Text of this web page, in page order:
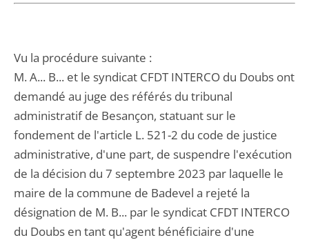
Vu la procédure suivante :
M. A... B... et le syndicat CFDT INTERCO du Doubs ont
demandé au juge des référés du tribunal
administratif de Besançon, statuant sur le
fondement de l'article L. 521-2 du code de justice
administrative, d'une part, de suspendre l'exécution
de la décision du 7 septembre 2023 par laquelle le
maire de la commune de Badevel a rejeté la
désignation de M. B... par le syndicat CFDT INTERCO
du Doubs en tant qu'agent bénéficiaire d'une